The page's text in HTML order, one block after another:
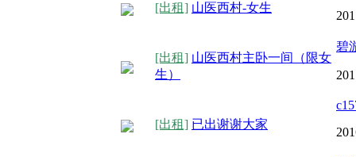
[出租] 山医西村-女生
[出租] 山医西村主卧一间（限女
生）
碧
[出租] 已出谢谢大家